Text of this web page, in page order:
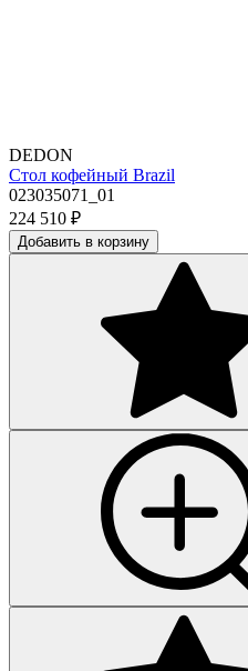
DEDON
Стол кофейный Brazil
023035071_01
224 510 ₽
Добавить в корзину